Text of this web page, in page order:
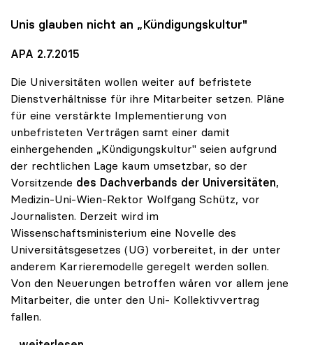
Unis glauben nicht an „Kündigungskultur"
APA 2.7.2015
Die Universitäten wollen weiter auf befristete
Dienstverhältnisse für ihre Mitarbeiter setzen. Pläne
für eine verstärkte Implementierung von
unbefristeten Verträgen samt einer damit
einhergehenden „Kündigungskultur" seien aufgrund
der rechtlichen Lage kaum umsetzbar, so der
Vorsitzende des Dachverbands der Universitäten,
Medizin-Uni-Wien-Rektor Wolfgang Schütz, vor
Journalisten. Derzeit wird im
Wissenschaftsministerium eine Novelle des
Universitätsgesetzes (UG) vorbereitet, in der unter
anderem Karrieremodelle geregelt werden sollen.
Von den Neuerungen betroffen wären vor allem jene
Mitarbeiter, die unter den Uni- Kollektivvertrag
fallen.